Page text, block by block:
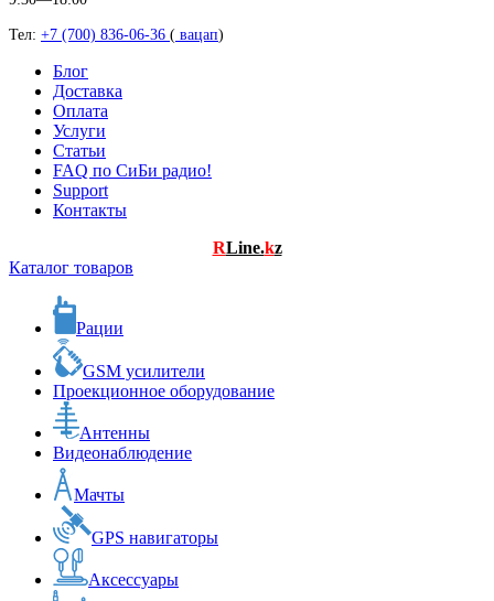
Тел: +7 (700) 836-06-36 ( вацап)
Блог
Доставка
Оплата
Услуги
Статьи
FAQ по СиБи радио!
Support
Контакты
RLine.kz
Каталог товаров
Рации
GSM усилители
Проекционное оборудование
Антенны
Видеонаблюдение
Мачты
GPS навигаторы
Аксессуары